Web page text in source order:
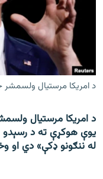
د امریکا مرستیال
د امریکا مرستیال
یوې هوکړې ته د رسېدو
له ننګونو ډکې» دي او